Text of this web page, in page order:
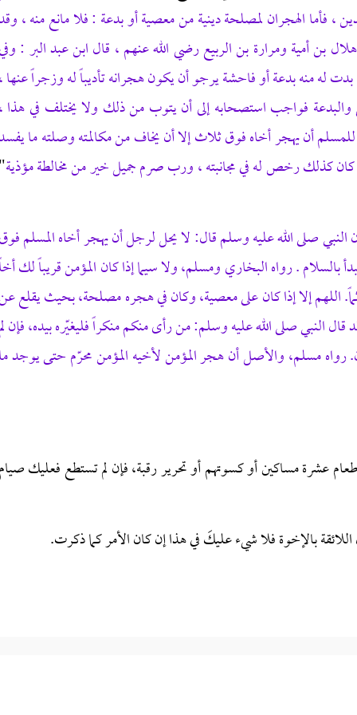
فأما الهجران لمصلحة دينية من معصية أو بدعة : فلا مانع منه ،
بن أمية ومرارة بن الربيع رضي الله عنهم ، قال ابن عبد البر :
له منه بدعة أو فاحشة يرجو أن يكون هجرانه تأديباً له وزجراً عنها
والبدعة فواجب استصحابه إلى أن يتوب من ذلك ولا يختلف في هذا
للمسلم أن يهجر أخاه فوق ثلاث إلا أن يخاف من مكالمته وصلته ما
كان كذلك رخص له في مجانبته ، ورب صرم جميل خير من مخالطة مؤذية
صلى الله عليهوسلم قال: لا يحل لرجل أن يهجر أخاه المسلم
. رواه البخاري ومسلم، ولا سيما إذا كان المؤمن قريباً لك
اللهم إلا إذا كان على معصية، وكان في هجره مصلحة، بحيث يقلع
النبي صلى الله عليه وسلم: من رأى منكم منكراً فليغيّره بيده، فإن
رواه مسلم، والأصل أن هجر المؤمن لأخيه المؤمن محرّم حتى يوجد
عشرة مساكين أو كسوتهم أو تحرير رقبة، فإن لم تستطع فعليك
بالإخوة فلا شيء عليكَ في هذا إن كان الأمر كما ذكرت.